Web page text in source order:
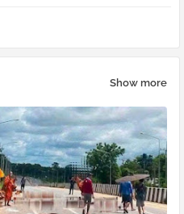
Show more